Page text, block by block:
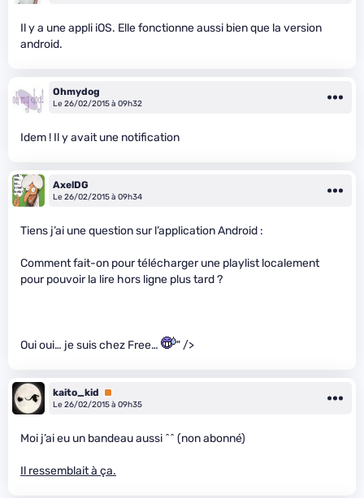
Il y a une appli iOS. Elle fonctionne aussi bien que la version
android.
Ohmydog
Le 26/02/2015 à 09h32
Idem ! Il y avait une notification
AxelDG
Le 26/02/2015 à 09h34
Tiens j’ai une question sur l’application Android :
Comment fait-on pour télécharger une playlist localement
pour pouvoir la lire hors ligne plus tard ?
Oui oui… je suis chez Free… " />
kaito_kid
Premium
Le 26/02/2015 à 09h35
Moi j’ai eu un bandeau aussi ^^ (non abonné)
Il ressemblait à ça.